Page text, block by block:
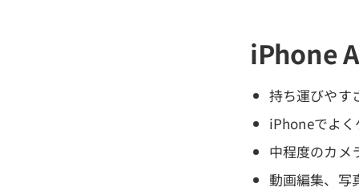
iPhone
持ち運びやす
iPhoneでよ
中程度のカメ
動画編集、写